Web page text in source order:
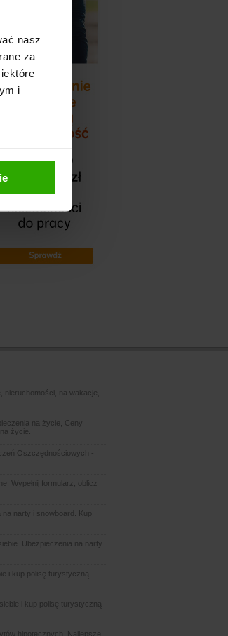
nasz
za
i
na wakacje,
na życie, Ceny
życie.
Oszczędnościowych -
Wypełnij formularz, oblicz
narty i snowboard. Kup
Ubezpieczenia na narty
i kup polisę turystyczną
i kup polisę turystyczną
hipotecznych. Najlepsze